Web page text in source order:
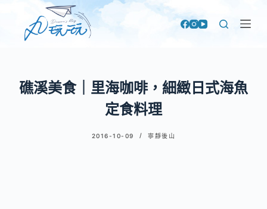
內
容礁溪美食｜里海咖啡，細緻日式海魚
定食料理
2016-10-09 寧靜後山